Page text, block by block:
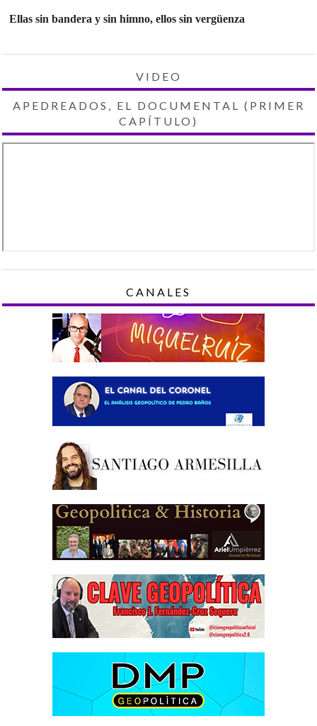
Ellas sin bandera y sin himno, ellos sin vergüenza
VIDEO
APEDREADOS, EL DOCUMENTAL (PRIMER
CAPÍTULO)
CANALES